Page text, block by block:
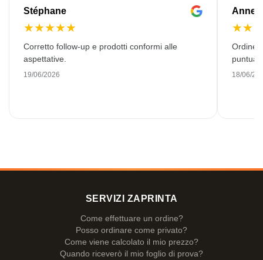
Stéphane
★★★★★
Corretto follow-up e prodotti conformi alle
aspettative.
19/06/2026
Anne-
★★
Ordine
18/06/
SERVIZI ZAPRINTA
Come effettuare un ordine?
Posso ordinare come privato?
Come viene calcolato il mio prezzo?
Quando riceverò il mio foglio di prova?